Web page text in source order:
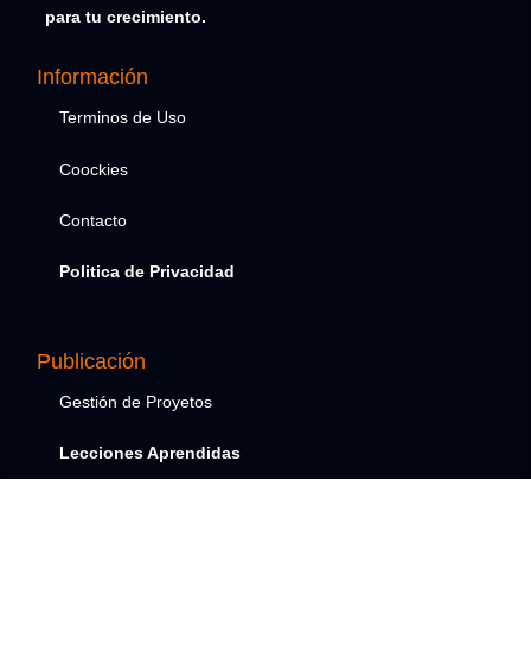
para tu crecimiento.
Información
Terminos de Uso
Coockies
Contacto
Politica de Privacidad
Publicación
Gestión de Proyetos
Lecciones Aprendidas